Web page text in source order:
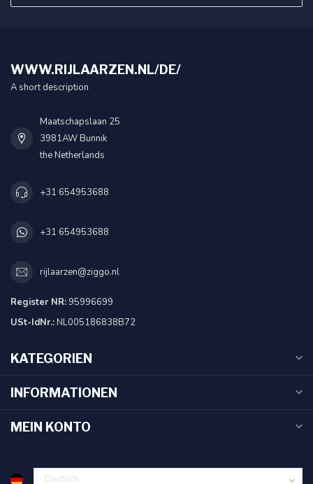
WWW.RIJLAARZEN.NL/DE/
A short description
Maatschapslaan 25
3981AW Bunnik
the Netherlands
+31 654953688
+31 654953688
rijlaarzen@ziggo.nl
Register NR:95996699
USt-IdNr.:NL005186838B72
KATEGORIEN
INFORMATIONEN
MEIN KONTO